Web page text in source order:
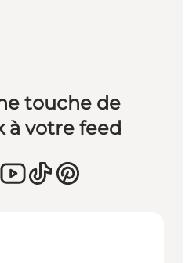
touche de
à votre feed